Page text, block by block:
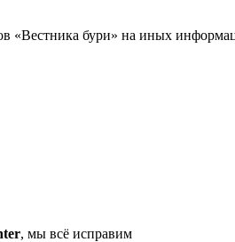
«Вестника бури» на иных
, мы всё исправим